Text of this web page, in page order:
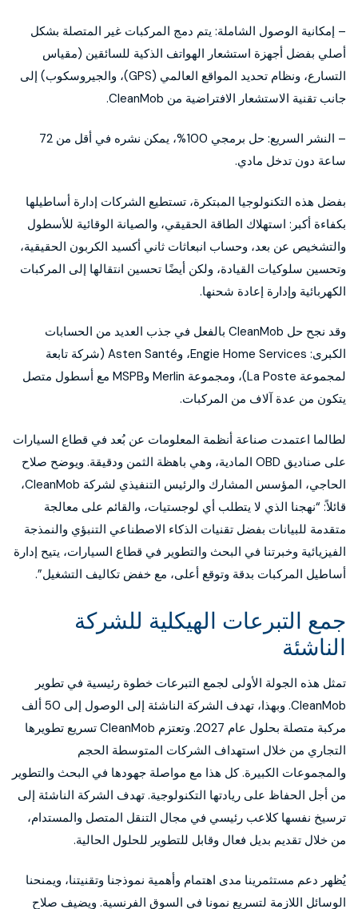
– إمكانية الوصول الشاملة: يتم دمج المركبات غير المتصلة بشكل
أصلي بفضل أجهزة استشعار الهواتف الذكية للسائقين (مقياس
التسارع، ونظام تحديد المواقع العالمي (GPS)، والجيروسكوب) إلى
جانب تقنية الاستشعار الافتراضية من CleanMob.
– النشر السريع: حل برمجي 100%، يمكن نشره في أقل من 72
ساعة دون تدخل مادي.
بفضل هذه التكنولوجيا المبتكرة، تستطيع الشركات إدارة أساطيلها
بكفاءة أكبر: استهلاك الطاقة الحقيقي، والصيانة الوقائية للأسطول
والتشخيص عن بعد، وحساب انبعاثات ثاني أكسيد الكربون الحقيقية،
وتحسين سلوكيات القيادة، ولكن أيضًا تحسين انتقالها إلى المركبات
الكهربائية وإدارة إعادة شحنها.
وقد نجح حل CleanMob بالفعل في جذب العديد من الحسابات
الكبرى: Engie Home Services، وAsten Santé (شركة تابعة
لمجموعة La Poste)، ومجموعة Merlin وMSPB مع أسطول متصل
يتكون من عدة آلاف من المركبات.
لطالما اعتمدت صناعة أنظمة المعلومات عن بُعد في قطاع السيارات
على صناديق OBD المادية، وهي باهظة الثمن ودقيقة. ويوضح صلاح
الحاجي، المؤسس المشارك والرئيس التنفيذي لشركة CleanMob،
قائلاً: “نهجنا الذي لا يتطلب أي لوجستيات، والقائم على معالجة
متقدمة للبيانات بفضل تقنيات الذكاء الاصطناعي التنبؤي والنمذجة
الفيزيائية وخبرتنا في البحث والتطوير في قطاع السيارات، يتيح إدارة
أساطيل المركبات بدقة وتوقع أعلى، مع خفض تكاليف التشغيل”.
جمع التبرعات الهيكلية للشركة
الناشئة
تمثل هذه الجولة الأولى لجمع التبرعات خطوة رئيسية في تطوير
CleanMob. وبهذا، تهدف الشركة الناشئة إلى الوصول إلى 50 ألف
مركبة متصلة بحلول عام 2027. وتعتزم CleanMob تسريع تطويرها
التجاري من خلال استهداف الشركات المتوسطة الحجم
والمجموعات الكبيرة. كل هذا مع مواصلة جهودها في البحث والتطوير
من أجل الحفاظ على ريادتها التكنولوجية. تهدف الشركة الناشئة إلى
ترسيخ نفسها كلاعب رئيسي في مجال التنقل المتصل والمستدام،
من خلال تقديم بديل فعال وقابل للتطوير للحلول الحالية.
يُظهر دعم مستثمرينا مدى اهتمام وأهمية نموذجنا وتقنيتنا، ويمنحنا
الوسائل اللازمة لتسريع نمونا في السوق الفرنسية. ويضيف صلاح